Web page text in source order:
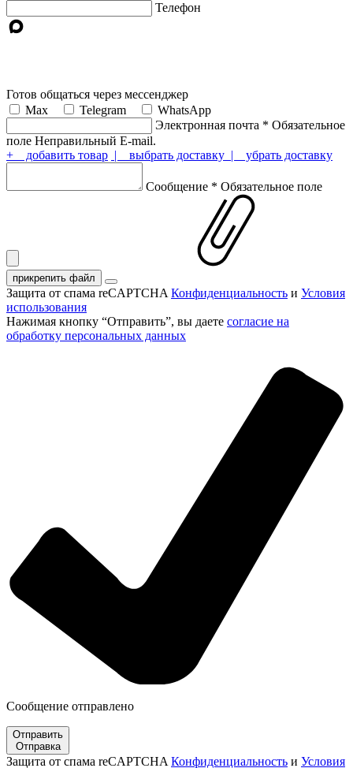
Телефон
Готов общаться через мессенджер
Max
Telegram
WhatsApp
Электронная почта * Обязательное
поле Неправильный E-mail.
+ добавить товар | выбрать доставку | убрать доставку
Сообщение * Обязательное поле
прикрепить файл
Защита от спама reCAPTCHA Конфиденциальность и Условия
использования
Нажимая кнопку “Отправить”, вы даете согласие на
обработку персональных данных
Сообщение отправлено
Отправить
Отправка
Защита от спама reCAPTCHA Конфиденциальность и Условия